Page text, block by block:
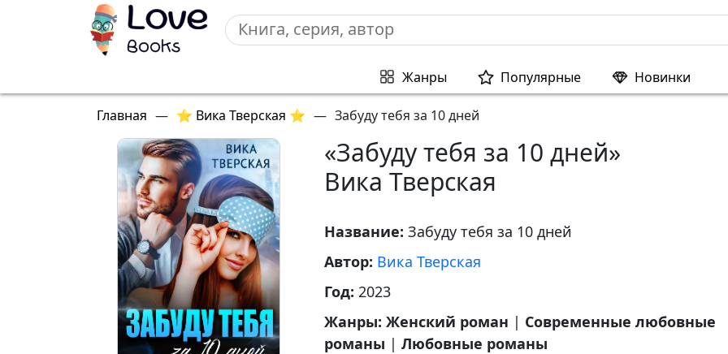
Жанры Популярные Новинки
Главная — ⭐ Вика Тверская ⭐ — Забуду тебя за 10 дней
«Забуду тебя за 10 дней»
Вика Тверская
Название: Забуду тебя за 10 дней
Автор: Вика Тверская
Год: 2023
Жанры: Женский роман | Современные любовные
романы | Любовные романы